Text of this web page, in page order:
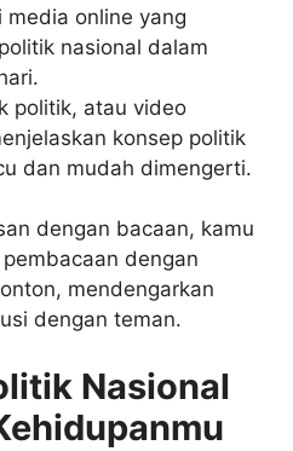
online yang
nasional dalam
politik, atau video
konsep politik
dan mudah dimengerti.
dengan bacaan, kamu
dengan
mendengarkan
dengan teman.
Nasional